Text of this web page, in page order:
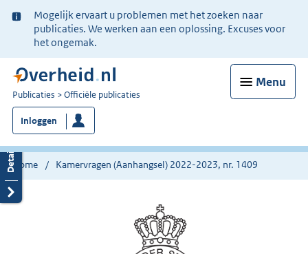
Ter
informatie:
Mogelijk ervaart u problemen met het zoeken naar
publicaties. We werken aan een oplossing. Excuses voor
het ongemak.
Menu
U
bent
nu
hier:
Publicaties Officiële publicaties
Inloggen
Home Kamervragen (Aanhangsel) 2022-2023, nr. 1409